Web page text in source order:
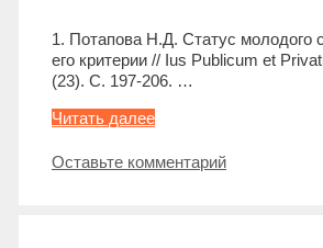
1. Потапова Н.Д. Статус молодого
его критерии // Ius Publicum et
(23). С. 197-206. …
Читать далееСписок
по
Оставьте комментарий